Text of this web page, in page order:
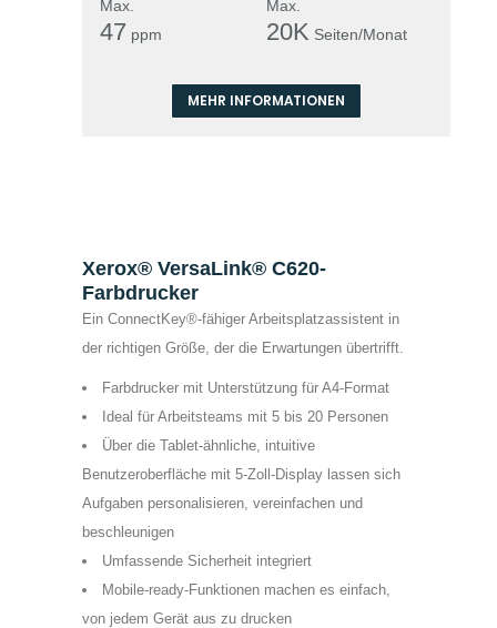
Max.
47 ppm
Max.
20K Seiten/Monat
MEHR INFORMATIONEN
Xerox® VersaLink® C620-
Farbdrucker
Ein ConnectKey®-fähiger Arbeitsplatzassistent in
der richtigen Größe, der die Erwartungen übertrifft.
Farbdrucker mit Unterstützung für A4-Format
Ideal für Arbeitsteams mit 5 bis 20 Personen
Über die Tablet-ähnliche, intuitive
Benutzeroberfläche mit 5-Zoll-Display lassen sich
Aufgaben personalisieren, vereinfachen und
beschleunigen
Umfassende Sicherheit integriert
Mobile-ready-Funktionen machen es einfach,
von jedem Gerät aus zu drucken